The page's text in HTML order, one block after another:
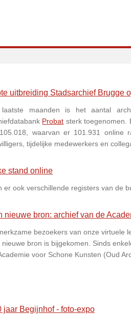
uitbreiding Stadsarchief Brugge
maanden is het aantal
Probat sterk toegenomen.
waarvan er 101.931 online
tijdelijke medewerkers en
stand online
er ook verschillende registers van de
nieuwe bron: archief van de
bezoekers van onze virtuele
nieuwe bron is bijgekomen. Sinds
voor Schone Kunsten (Oud
jaar Begijnhof - foto-expo